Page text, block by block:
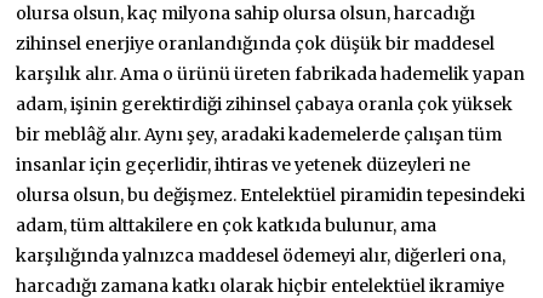
olursa olsun, kaç milyona sahip olursa olsun, harcadığı
zihinsel enerjiye oranlandığında çok düşük bir maddesel
karşılık alır. Ama o ürünü üreten fabrikada hademelik yapan
adam, işinin gerektirdiği zihinsel çabaya oranla çok yüksek
bir meblâğ alır. Aynı şey, aradaki kademelerde çalışan tüm
insanlar için geçerlidir, ihtiras ve yetenek düzeyleri ne
olursa olsun, bu değişmez. Entelektüel piramidin tepesindeki
adam, tüm alttakilere en çok katkıda bulunur, ama
karşılığında yalnızca maddesel ödemeyi alır, diğerleri ona,
harcadığı zamana katkı olarak hiçbir entelektüel ikramiye